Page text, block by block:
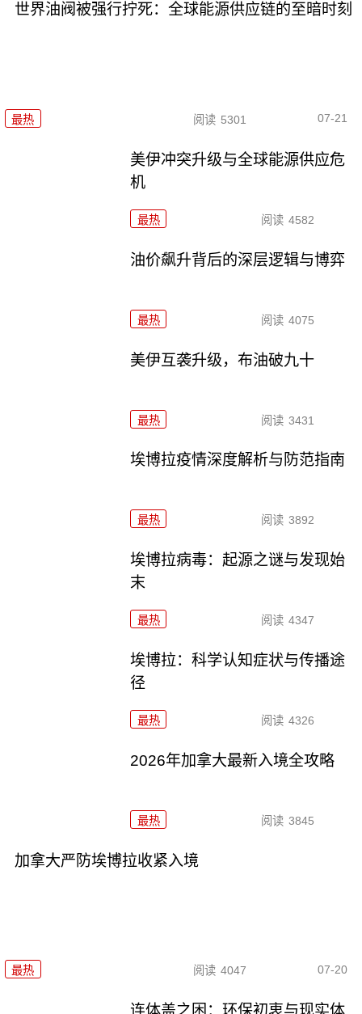
世界油阀被强行拧死：全球能源供应链的至暗时刻
最热 阅读 5301 07-21
美伊冲突升级与全球能源供应危
机
最热 阅读 4582
油价飙升背后的深层逻辑与博弈
最热 阅读 4075
美伊互袭升级，布油破九十
最热 阅读 3431
埃博拉疫情深度解析与防范指南
最热 阅读 3892
埃博拉病毒：起源之谜与发现始
末
最热 阅读 4347
埃博拉：科学认知症状与传播途
径
最热 阅读 4326
2026年加拿大最新入境全攻略
最热 阅读 3845
加拿大严防埃博拉收紧入境
最热 阅读 4047 07-20
连体盖之困：环保初衷与现实体